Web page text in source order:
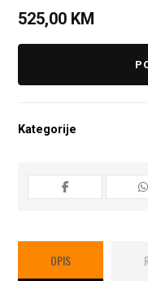
525,00 KM
Kategorije
OPIS